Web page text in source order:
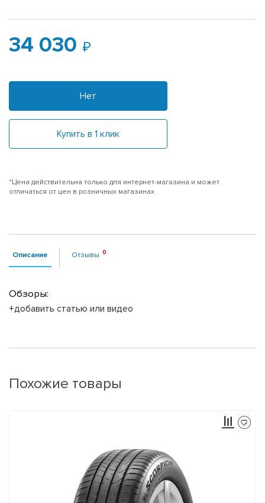
34 030
Нет
Купить в 1 клик
*Цена действительна только для интернет-магазина и может
отличаться от цен в розничных магазинах
Описание Отзывы
Обзоры:
+добавить статью или видео
Похожие товары